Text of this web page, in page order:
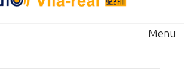
Menu